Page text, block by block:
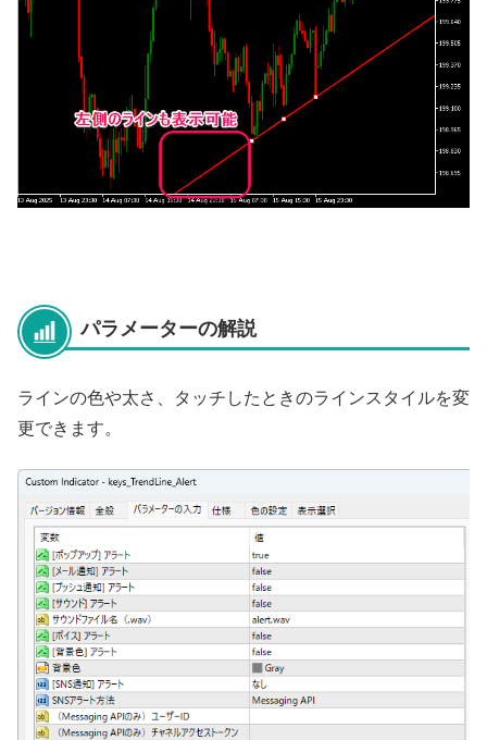
パラメーターの解説
ラインの色や太さ、タッチしたときのラインスタイルを変
更できます。